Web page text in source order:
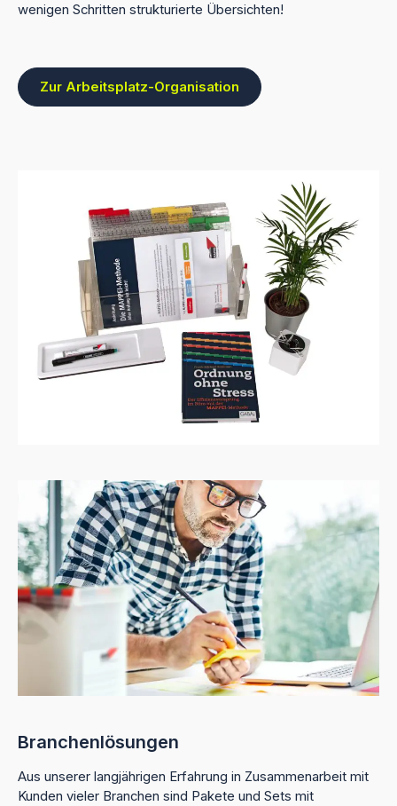
wenigen Schritten strukturierte Übersichten!
Zur Arbeitsplatz-Organisation
Branchenlösungen
Aus unserer langjährigen Erfahrung in Zusammenarbeit mit
Kunden vieler Branchen sind Pakete und Sets mit